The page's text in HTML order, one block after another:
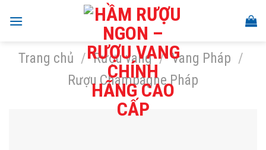
Trang chủ / Rượu vang / Vang Pháp /
Rượu Champagne Pháp